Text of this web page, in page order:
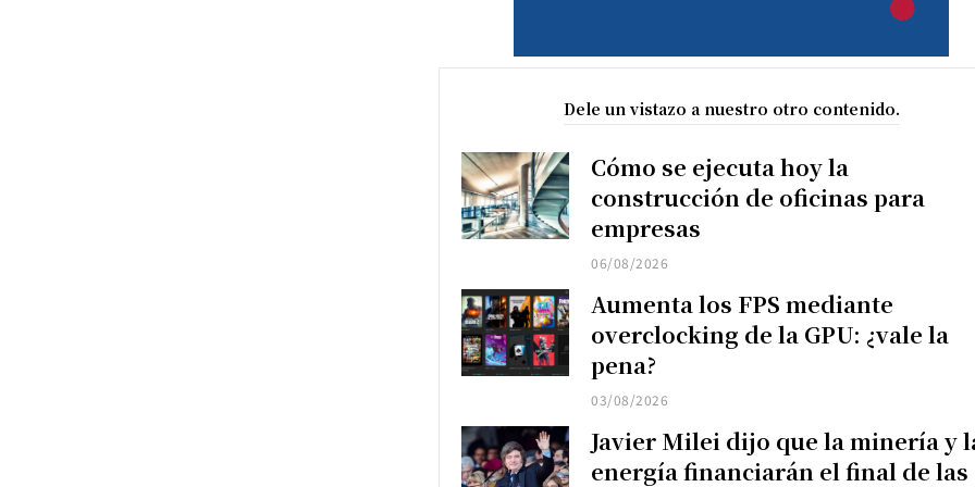
Dele un vistazo a nuestro otro contenido.
Cómo se ejecuta hoy la
construcción de oficinas para
empresas
06/08/2026
Aumenta los FPS mediante
overclocking de la GPU: ¿vale la
pena?
03/08/2026
Javier Milei dijo que la minería y
energía financiarán el final de las